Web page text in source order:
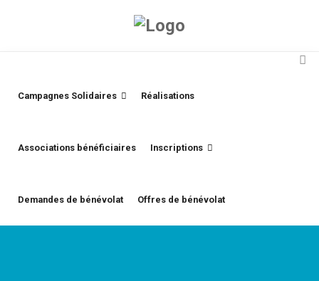
Campagnes Solidaires Réalisations
Associations bénéficiaires Inscriptions
Demandes de bénévolat Offres de bénévolat